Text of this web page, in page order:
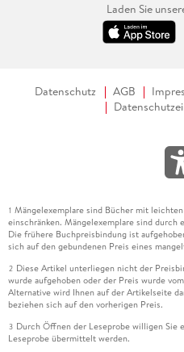
Laden Sie
Datenschutz AGB
1 Mängelexemplare sind Bücher mit
einschränken. Mängelexemplare sind durch
Die frühere Buchpreisbindung ist
sich auf den gebundenen Preis eines
2 Diese Artikel unterliegen nicht der
wurde aufgehoben oder der Preis wurde
Alternative wird Ihnen auf der Artikelseite
beziehen sich auf den vorherigen Preis.
3 Durch Öffnen der Leseprobe willigen Sie
Leseprobe übermittelt werden.